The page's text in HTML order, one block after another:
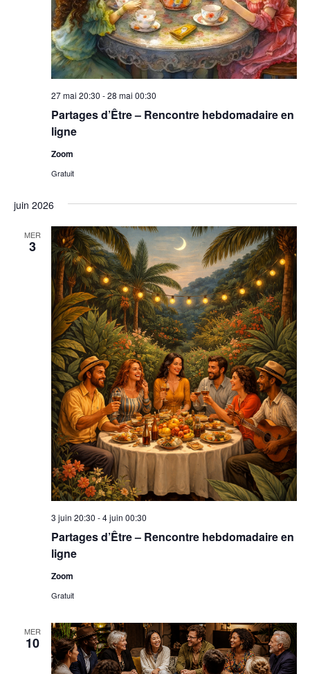
Partages d’Être – Rencontre hebdomadaire en
ligne
27 mai 20:30 -28 mai 00:30
Zoom
Gratuit
juin 2026
MER
3
Partages d’Être – Rencontre hebdomadaire en
ligne
3 juin 20:30 -4 juin 00:30
Zoom
Gratuit
MER
10